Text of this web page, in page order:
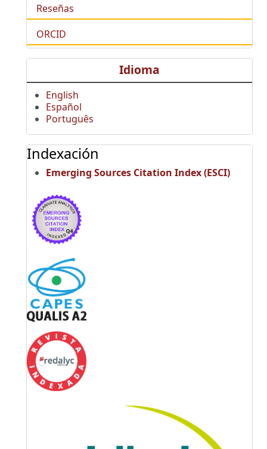
Reseñas
ORCID
Idioma
English
Español
Português
Indexación
Emerging Sources Citation Index (ESCI)